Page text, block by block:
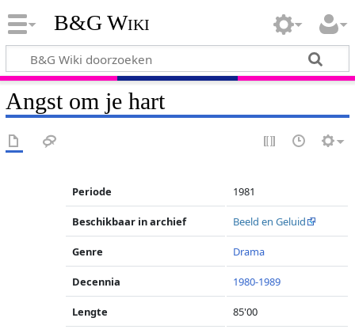
B&G Wiki
Angst om je hart
Periode 1981
Beschikbaar in archief Beeld en Geluid
Genre Drama
Decennia 1980-1989
Lengte 85'00